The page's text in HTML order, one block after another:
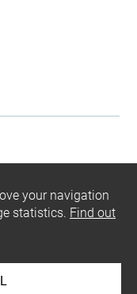
your navigation
statistics. Find out